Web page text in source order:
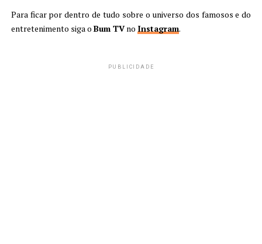
Para ficar por dentro de tudo sobre o universo dos famosos e do
entretenimento siga o Bum TVno Instagram.
PUBLICIDADE